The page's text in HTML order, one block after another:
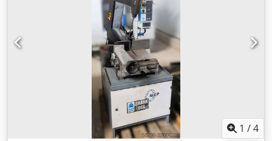
1 /4